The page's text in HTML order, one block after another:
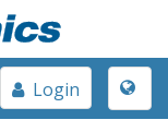
Toggle
Login